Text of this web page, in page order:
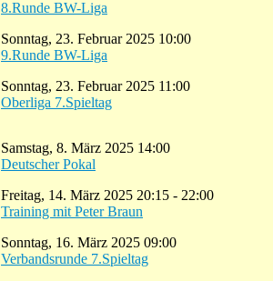
8.Runde BW-Liga
Sonntag, 23. Februar 2025 10:00
9.Runde BW-Liga
Sonntag, 23. Februar 2025 11:00
Oberliga 7.Spieltag
Samstag, 8. März 2025 14:00
Deutscher Pokal
Freitag, 14. März 2025 20:15 - 22:00
Training mit Peter Braun
Sonntag, 16. März 2025 09:00
Verbandsrunde 7.Spieltag